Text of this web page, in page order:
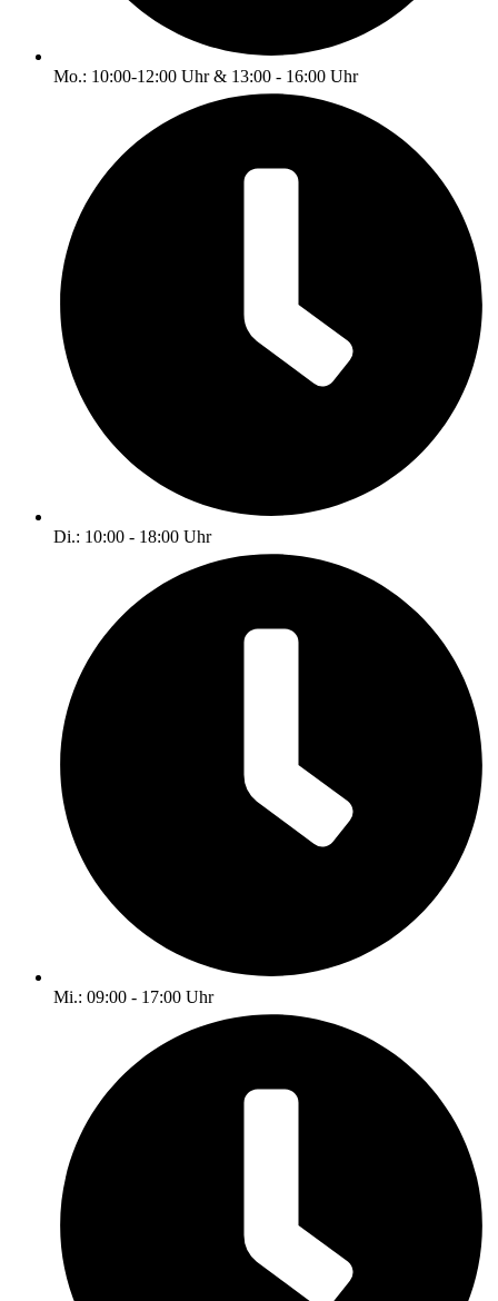
Mo.: 10:00-12:00 Uhr & 13:00 - 16:00 Uhr
Di.: 10:00 - 18:00 Uhr
Mi.: 09:00 - 17:00 Uhr